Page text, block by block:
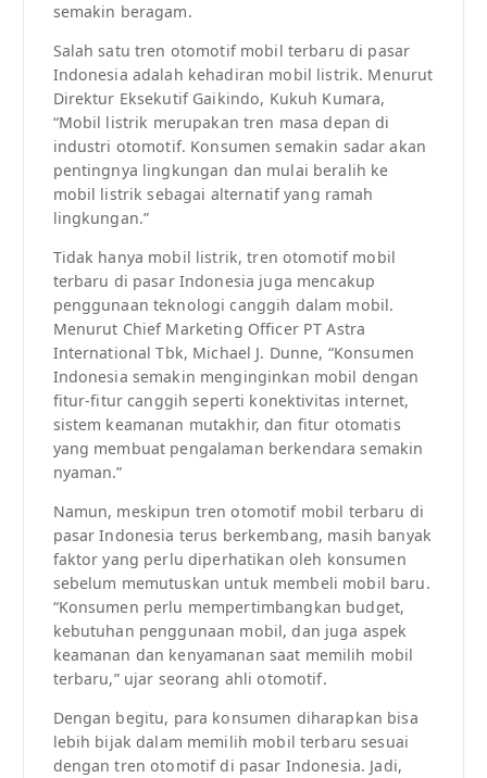
semakin beragam.
Salah satu tren otomotif mobil terbaru di pasar
Indonesia adalah kehadiran mobil listrik. Menurut
Direktur Eksekutif Gaikindo, Kukuh Kumara,
“Mobil listrik merupakan tren masa depan di
industri otomotif. Konsumen semakin sadar akan
pentingnya lingkungan dan mulai beralih ke
mobil listrik sebagai alternatif yang ramah
lingkungan.”
Tidak hanya mobil listrik, tren otomotif mobil
terbaru di pasar Indonesia juga mencakup
penggunaan teknologi canggih dalam mobil.
Menurut Chief Marketing Officer PT Astra
International Tbk, Michael J. Dunne, “Konsumen
Indonesia semakin menginginkan mobil dengan
fitur-fitur canggih seperti konektivitas internet,
sistem keamanan mutakhir, dan fitur otomatis
yang membuat pengalaman berkendara semakin
nyaman.”
Namun, meskipun tren otomotif mobil terbaru di
pasar Indonesia terus berkembang, masih banyak
faktor yang perlu diperhatikan oleh konsumen
sebelum memutuskan untuk membeli mobil baru.
“Konsumen perlu mempertimbangkan budget,
kebutuhan penggunaan mobil, dan juga aspek
keamanan dan kenyamanan saat memilih mobil
terbaru,” ujar seorang ahli otomotif.
Dengan begitu, para konsumen diharapkan bisa
lebih bijak dalam memilih mobil terbaru sesuai
dengan tren otomotif di pasar Indonesia. Jadi,